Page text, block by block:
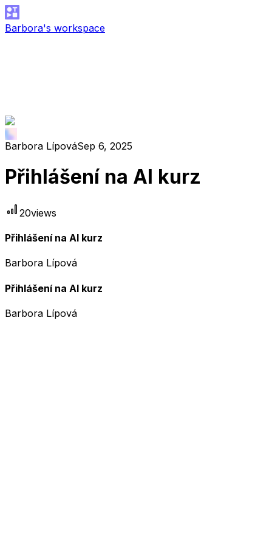
Barbora's workspace
Barbora LípováSep 6, 2025
Přihlášení na AI kurz
20views
Přihlášení na AI kurz
Barbora Lípová
Přihlášení na AI kurz
Barbora Lípová